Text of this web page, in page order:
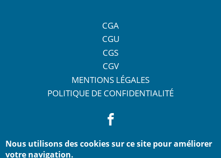
CGA
CGU
CGS
CGV
MENTIONS LÉGALES
POLITIQUE DE CONFIDENTIALITÉ
Nous utilisons des cookies sur ce site pour améliorer
votre navigation.